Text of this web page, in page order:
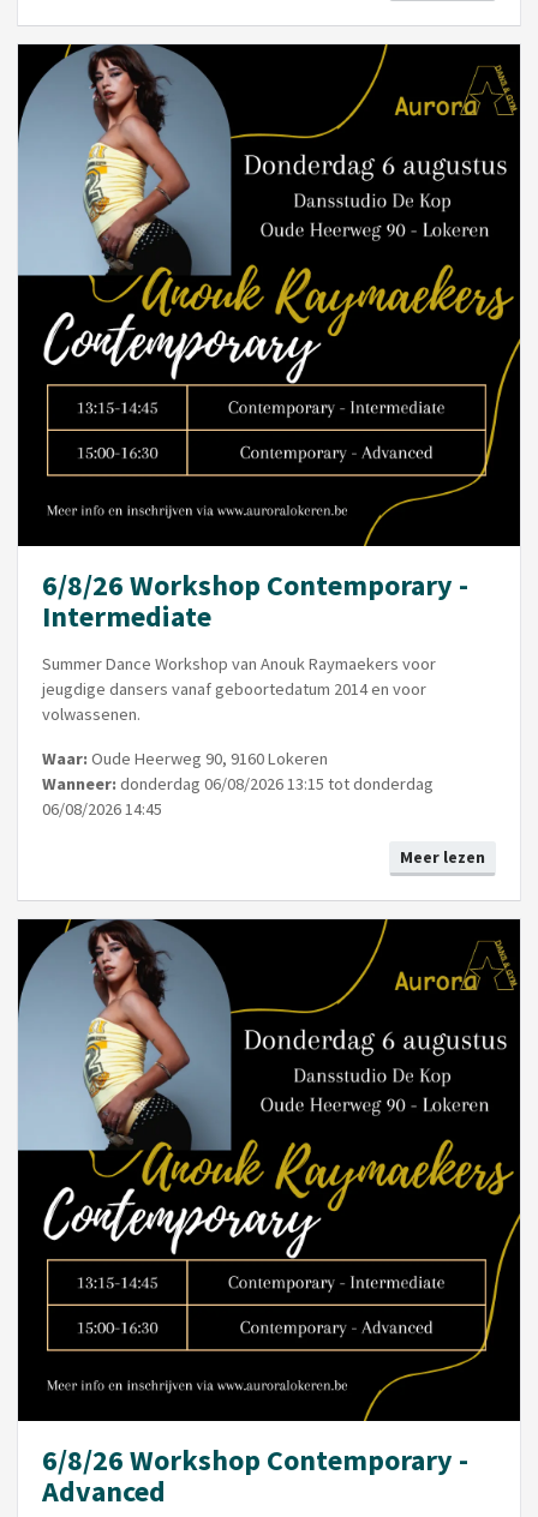
6/8/26 Workshop Contemporary -
Intermediate
Summer Dance Workshop van Anouk Raymaekers voor
jeugdige dansers vanaf geboortedatum 2014 en voor
volwassenen.
Waar: Oude Heerweg 90, 9160 Lokeren
Wanneer: donderdag 06/08/2026 13:15 tot donderdag
06/08/2026 14:45
Meer lezen
6/8/26 Workshop Contemporary -
Advanced